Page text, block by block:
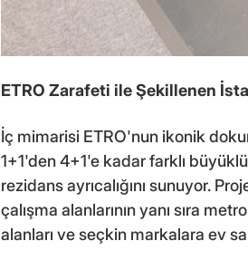
ETRO Zarafeti ile Şekillenen
İç mimarisi ETRO'nun ikonik
1+1'den 4+1'e kadar farklı
rezidans ayrıcalığını sunuyor.
çalışma alanlarının yanı sıra
alanları ve seçkin markalara ev